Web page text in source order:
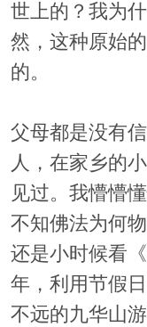
世上的？我为
然，这种原始
的。
父母都是没有
人，在家乡的
见过。我懵懵
不知佛法为何
还是小时候看
年，利用节假
不远的九华山